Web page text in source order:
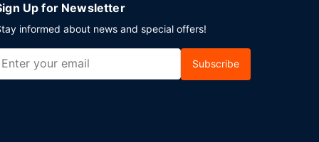
Up for Newsletter
informed about news and special offers!
Subscribe